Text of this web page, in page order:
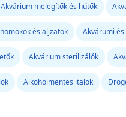
Akvárium melegítők és hűtők
és aljzatok Akvárumi
Akvárium sterilizálók
Alkoholmentes italok